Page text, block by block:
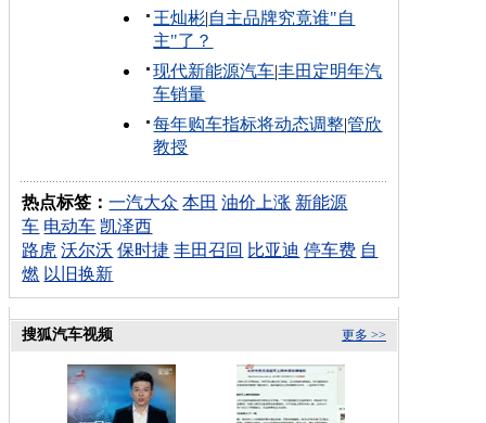
王灿彬|自主品牌究竟谁"自
主"了？
现代新能源汽车|丰田定明年汽
车销量
每年购车指标将动态调整|管欣
教授
热点标签：一汽大众 本田 油价上涨 新能源
车 电动车 凯泽西
路虎 沃尔沃 保时捷 丰田召回 比亚迪 停车费 自
燃 以旧换新
更多 >>
搜狐汽车视频